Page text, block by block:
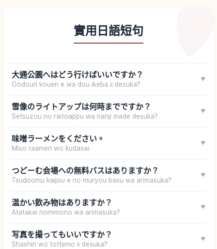
實用日語短句
大通公園へはどう行けばいいですか？
Oodouri kouen e wa dou ikeba ii desuka?
▼
雪像のライトアップは何時までですか？
Setsuzou no raitoappu wa nanji made desuka?
▼
味噌ラーメンをください。
Miso raamen wo kudasai.
▼
つどーむ会場への無料バスはありますか？
Tsudoomu kaijou e no muryou basu wa arimasuka?
▼
温かい飲み物はありますか？
Atatakai nomimono wa arimasuka?
▼
写真を撮ってもいいですか？
Shashin wo tottemo ii desuka?
▼